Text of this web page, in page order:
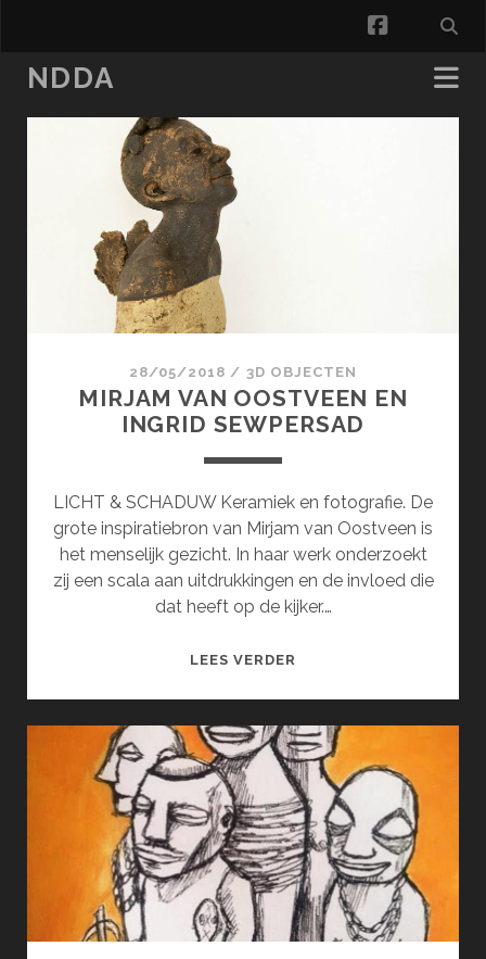
facebook
NDDA
NDDA
Posts
28/05/2018 / 3D OBJECTEN
MIRJAM VAN OOSTVEEN EN
INGRID SEWPERSAD
LICHT & SCHADUW Keramiek en fotografie. De
grote inspiratiebron van Mirjam van Oostveen is
het menselijk gezicht. In haar werk onderzoekt
zij een scala aan uitdrukkingen en de invloed die
dat heeft op de kijker.…
LEES VERDER
EN
INGRID
SEWPERSAD